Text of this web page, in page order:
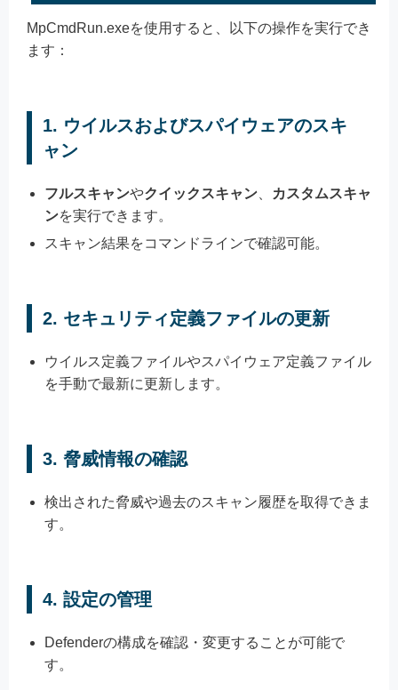
MpCmdRun.exeを使用すると、以下の操作を実行でき
ます：
1. ウイルスおよびスパイウェアのスキ
ャン
フルスキャンやクイックスキャン
カスタムスキャ
ンを実行できます。
スキャン結果をコマンドラインで確認可能。
2. セキュリティ定義ファイルの更新
ウイルス定義ファイルやスパイウェア定義ファイル
を手動で最新に更新します。
3. 脅威情報の確認
検出された脅威や過去のスキャン履歴を取得できま
す。
4. 設定の管理
Defenderの構成を確認・変更することが可能で
す。